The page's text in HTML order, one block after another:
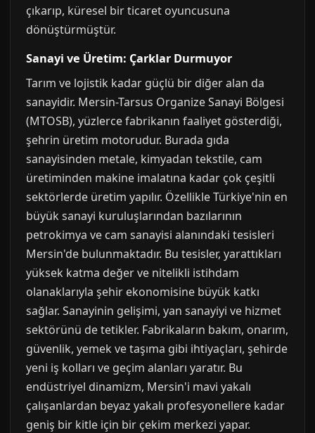
çıkarıp, küresel bir ticaret oyuncusuna
dönüştürmüştür.
Sanayi ve Üretim: Çarklar Durmuyor
Tarım ve lojistik kadar güçlü bir diğer alan da
sanayidir. Mersin-Tarsus Organize Sanayi Bölgesi
(MTOSB), yüzlerce fabrikanın faaliyet gösterdiği,
şehrin üretim motorudur. Burada gıda
sanayisinden metale, kimyadan tekstile, cam
üretiminden makine imalatına kadar çok çeşitli
sektörlerde üretim yapılır. Özellikle Türkiye'nin en
büyük sanayi kuruluşlarından bazılarının
petrokimya ve cam sanayisi alanındaki tesisleri
Mersin'de bulunmaktadır. Bu tesisler, yarattıkları
yüksek katma değer ve nitelikli istihdam
olanaklarıyla şehir ekonomisine büyük katkı
sağlar. Sanayinin gelişimi, yan sanayiyi ve hizmet
sektörünü de tetikler. Fabrikaların bakım, onarım,
güvenlik, yemek ve taşıma gibi ihtiyaçları, şehirde
yeni iş kolları ve geçim alanları yaratır. Bu
endüstriyel dinamizm, Mersin'i mavi yakalı
çalışanlardan beyaz yakalı profesyonellere kadar
geniş bir kitle için bir çekim merkezi yapar.